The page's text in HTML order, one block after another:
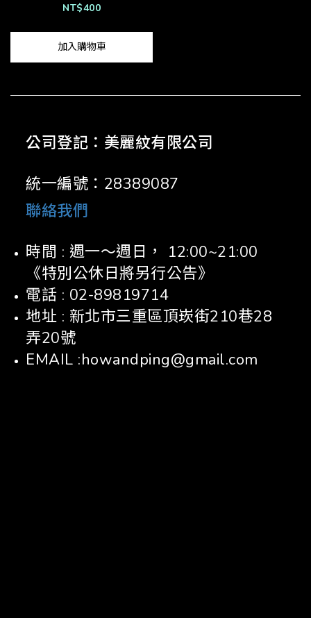
NT$400
加入購物車
公司登記：美麗紋有限公司
統一編號：28389087
聯絡我們
時間 : 週一～週日， 12:00~21:00
《特別公休日將另行公告》
電話 : 02-89819714
地址 : 新北市三重區頂崁街210巷28
弄20號
EMAIL :howandping@gmail.com